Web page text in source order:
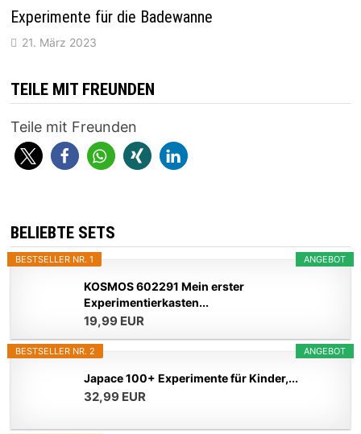
Experimente für die Badewanne
21. März 2023
TEILE MIT FREUNDEN
Teile mit Freunden
BELIEBTE SETS
ANGEBOT
BESTSELLER NR. 1
KOSMOS 602291 Mein erster
Experimentierkasten...
19,99 EUR
ANGEBOT
BESTSELLER NR. 2
Japace 100+ Experimente für Kinder,...
32,99 EUR